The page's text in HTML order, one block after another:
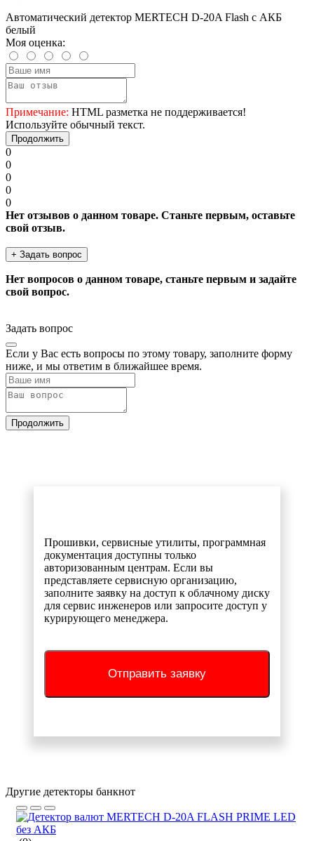
Автоматический детектор MERTECH D-20A Flash с АКБ
белый
Моя оценка:
Примечание: HTML разметка не поддерживается!
Используйте обычный текст.
Продолжить
0
0
0
0
0
Нет отзывов о данном товаре. Станьте первым, оставьте
свой отзыв.
+ Задать вопрос
Нет вопросов о данном товаре, станьте первым и задайте
свой вопрос.
Задать вопрос
Если у Вас есть вопросы по этому товару, заполните форму
ниже, и мы ответим в ближайшее время.
Продолжить
Прошивки, сервисные утилиты, программная
документация доступны только
авторизованным центрам. Если вы
представляете сервисную организацию,
заполните заявку на доступ к облачному диску
для сервис инженеров или запросите доступ у
курирующего менеджера.
Отправить заявку
Другие детекторы банкнот